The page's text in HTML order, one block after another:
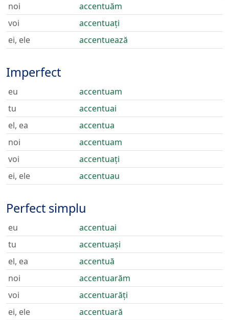
noi
accentuăm
voi
accentuați
ei, ele
accentuează
Imperfect
eu
accentuam
tu
accentuai
el, ea
accentua
noi
accentuam
voi
accentuați
ei, ele
accentuau
Perfect simplu
eu
accentuai
tu
accentuași
el, ea
accentuă
noi
accentuarăm
voi
accentuarăți
ei, ele
accentuară